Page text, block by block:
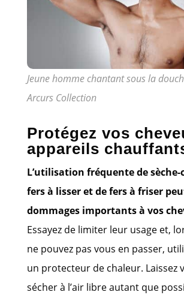
Jeune homme chantant sous la
Arcurs Collection
Protégez vos
appareils
L’utilisation fréquente de sèche-
fers à lisser et de fers à friser
dommages importants à vos
Essayez de limiter leur usage et,
ne pouvez pas vous en passer,
un protecteur de chaleur. Laissez
sécher à l’air libre autant que